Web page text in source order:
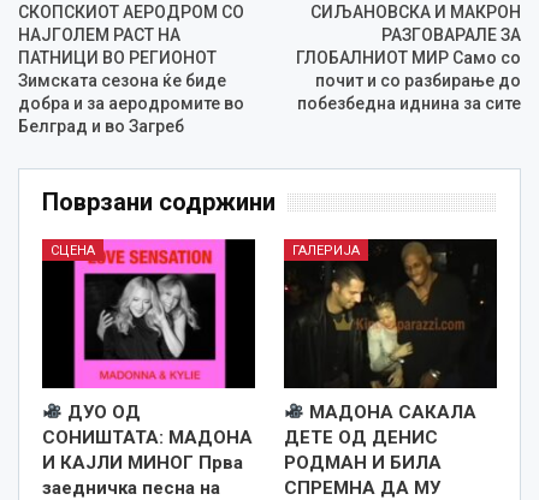
СКОПСКИОТ АЕРОДРОМ СО
НАЈГОЛЕМ РАСТ НА
ПАТНИЦИ ВО РЕГИОНОТ
Зимската сезона ќе биде
добра и за аеродромите во
Белград и во Загреб
СИЉАНОВСКА И МАКРОН
РАЗГОВАРАЛЕ ЗА
ГЛОБАЛНИОТ МИР Само со
почит и со разбирање до
побезбедна иднина за сите
Поврзани содржини
СЦЕНА
ДУО ОД
СОНИШТАТА: МАДОНА
И КАЈЛИ МИНОГ Прва
заедничка песна на
ГАЛЕРИЈА
МАДОНА САКАЛА
ДЕТЕ ОД ДЕНИС
РОДМАН И БИЛА
СПРЕМНА ДА МУ